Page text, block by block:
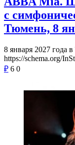
с
Тюмень, 8
8 января 2027 года
https://schema.org/
₽ 6 0